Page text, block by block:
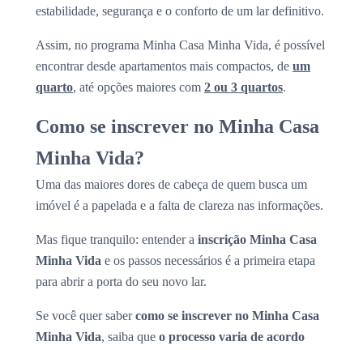
estabilidade, segurança e o conforto de um lar definitivo.
Assim, no programa Minha Casa Minha Vida, é possível
encontrar desde apartamentos mais compactos, de um
quarto, até opções maiores com 2 ou 3 quartos.
Como se inscrever no Minha Casa
Minha Vida?
Uma das maiores dores de cabeça de quem busca um
imóvel é a papelada e a falta de clareza nas informações.
Mas fique tranquilo: entender a inscrição Minha Casa
Minha Vida e os passos necessários é a primeira etapa
para abrir a porta do seu novo lar.
Se você quer sabercomo se inscrever no Minha Casa
Minha Vida, saiba que o processo varia de acordo